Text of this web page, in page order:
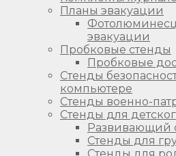
Планы эвакуации
эвакуации
Пробковые стенды
Пробковые
Стенды
компьютере
Стенды военно-
Стенды для
Развивающий
Стенды для